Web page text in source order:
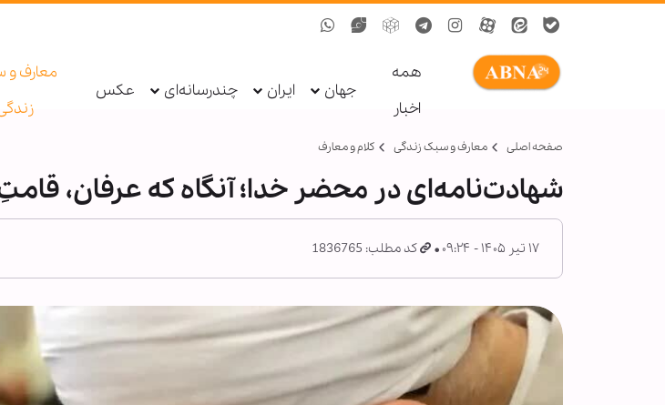
همه
اخبار
جهان ایران چندرسانه‌ای عکس
معارف
صفحه اصلی معارف و سبک زندگی کلام و معارف
شهادت‌نامه‌ای در محضر خدا؛ آنگاه که عرفان، قامتِ
۱۷ تیر ۱۴۰۵ - ۰۹:۲۴ کد مطلب: 1836765